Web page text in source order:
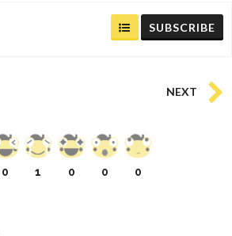
SUBSCRIBE
NEXT
0 1 0 0 0